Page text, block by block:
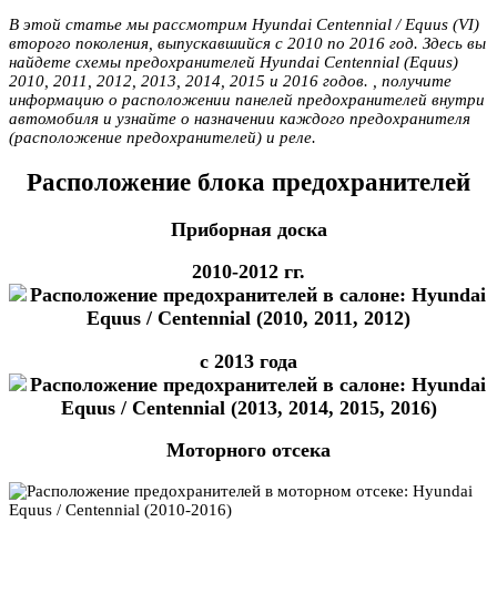
В этой статье мы рассмотрим Hyundai Centennial / Equus (VI)
второго поколения, выпускавшийся с 2010 по 2016 год. Здесь вы
найдете схемы предохранителей Hyundai Centennial (Equus)
2010, 2011, 2012, 2013, 2014, 2015 и 2016 годов. , получите
информацию о расположении панелей предохранителей внутри
автомобиля и узнайте о назначении каждого предохранителя
(расположение предохранителей) и реле.
Расположение блока предохранителей
Приборная доска
2010-2012 гг.
с 2013 года
Моторного отсека